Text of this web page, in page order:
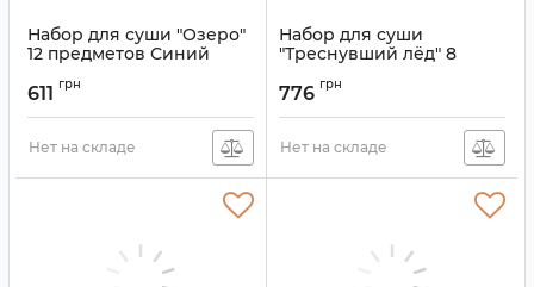
Набор для суши "Озеро"
12 предметов Синий
611 грн
Нет на складе
Набор для суши
"Треснувший лёд" 8
Артикул:
776 грн
Нет на складе